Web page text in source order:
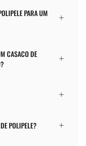
PARA UM
CASACO DE
POLIPELE?